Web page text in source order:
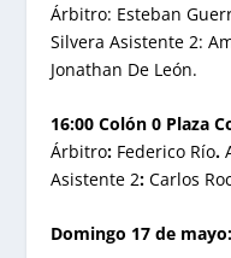
Árbitro: Esteban
Silvera Asistente 2:
Jonathan De León.
16:00 Colón 0 Plaza
Árbitro: Federico Río.
Asistente 2:Carlos
Domingo 17 de mayo: